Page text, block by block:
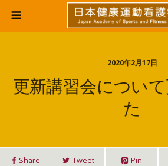
2020年2月17日
更新講習会につい
た
Share Tweet Pin